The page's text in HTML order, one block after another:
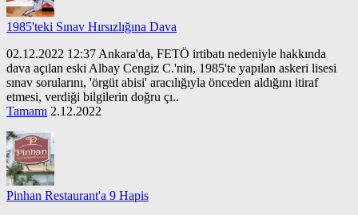
1985'teki Sınav Hırsızlığına Dava
02.12.2022 12:37 Ankara'da, FETÖ irtibatı nedeniyle hakkında
dava açılan eski Albay Cengiz C.'nin, 1985'te yapılan askeri lisesi
sınav sorularını, 'örgüt abisi' aracılığıyla önceden aldığını itiraf
etmesi, verdiği bilgilerin doğru çı..
Tamamı 2.12.2022
Pinhan Restaurant'a 9 Hapis